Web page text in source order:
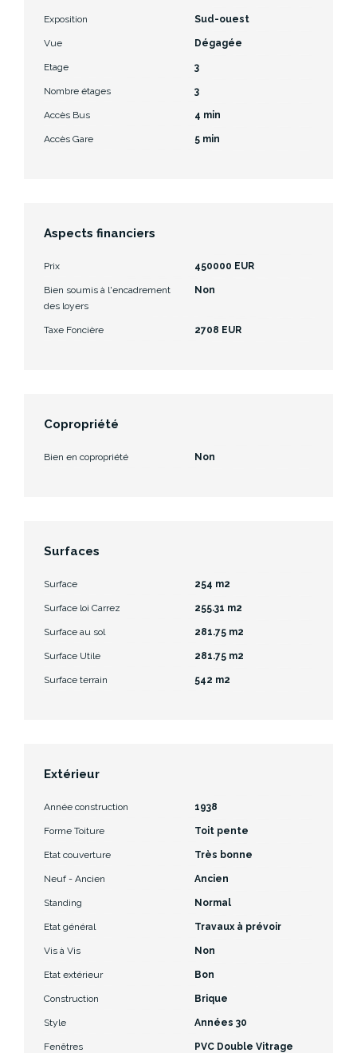
Exposition Sud-ouest
Vue Dégagée
Etage 3
Nombre étages 3
Accès Bus 4 min
Accès Gare 5 min
Aspects financiers
Prix 450000 EUR
Bien soumis à l'encadrement
des loyers
Non
Taxe Foncière 2708 EUR
Copropriété
Bien en copropriété Non
Surfaces
Surface 254 m2
Surface loi Carrez 255.31 m2
Surface au sol 281.75 m2
Surface Utile 281.75 m2
Surface terrain 542 m2
Extérieur
Année construction 1938
Forme Toiture Toit pente
Etat couverture Très bonne
Neuf - Ancien Ancien
Standing Normal
Etat général Travaux à prévoir
Vis à Vis Non
Etat extérieur Bon
Construction Brique
Style Années 30
Fenêtres PVC Double Vitrage